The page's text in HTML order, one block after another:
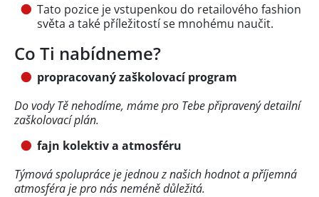
Tato pozice je vstupenkou do retailového fashion
světa a také příležitostí se mnohému naučit.
Co Ti nabídneme?
propracovaný zaškolovací program
Do vody Tě nehodíme, máme pro Tebe připravený detailní
zaškolovací plán.
fajn kolektiv a atmosféru
Týmová spolupráce je jednou z našich hodnot a příjemná
atmosféra je pro nás neméně důležitá.